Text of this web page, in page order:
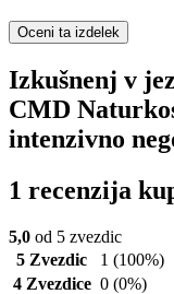
Oceni ta izdelek
Izkušnenj v
CMD
intenzivno
1 recenzija
5,0 od 5 zvezdic
5 Zvezdic
1 (100%)
4 Zvezdice 0 (0%)